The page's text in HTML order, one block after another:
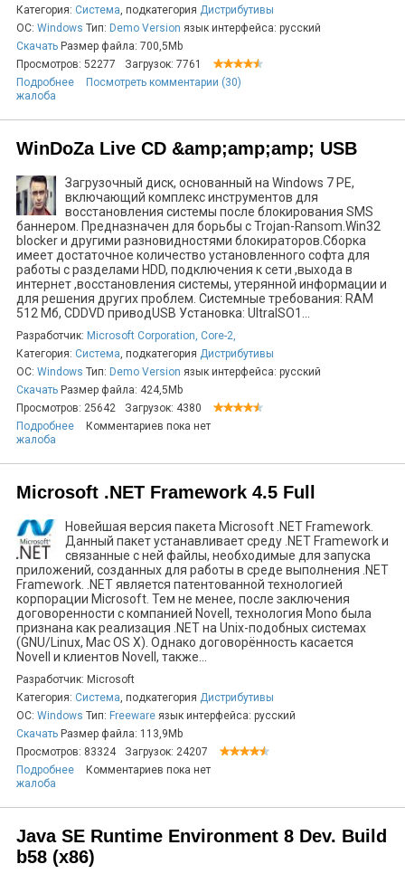
Категория: Система, подкатегория Дистрибутивы
ОС: Windows Тип: Demo Version язык интерфейса: русский
Скачать Размер файла: 700,5Mb
Просмотров: 52277
Загрузок: 7761
Подробнее
Посмотреть комментарии (30)
жалоба
WinDoZa Live CD &amp;amp;amp; USB
Загрузочный диск, основанный на Windows 7 PE,
включающий комплекс инструментов для
восстановления системы после блокирования SMS
баннером. Предназначен для борьбы с Trojan-Ransom.Win32
blocker и другими разновидностями блокираторов.Сборка
имеет достаточное количество установленного софта для
работы с разделами HDD, подключения к сети ,выхода в
интернет ,восстановления системы, утерянной информации и
для решения других проблем. Системные требования: RAM
512 Мб, CDDVD приводUSB Установка: UltraISO1...
Разработчик: Microsoft Corporation, Core-2,
Категория: Система, подкатегория Дистрибутивы
ОС: Windows Тип: Demo Version язык интерфейса: русский
Скачать Размер файла: 424,5Mb
Просмотров: 25642
Загрузок: 4380
Подробнее
Комментариев пока нет
жалоба
Microsoft .NET Framework 4.5 Full
Новейшая версия пакета Microsoft .NET Framework.
Данный пакет устанавливает среду .NET Framework и
связанные с ней файлы, необходимые для запуска
приложений, созданных для работы в среде выполнения .NET
Framework. .NET является патентованной технологией
корпорации Microsoft. Тем не менее, после заключения
договоренности с компанией Novell, технология Mono была
признана как реализация .NET на Unix-подобных системах
(GNU/Linux, Mac OS X). Однако договорённость касается
Novell и клиентов Novell, также...
Разработчик: Microsoft
Категория: Система, подкатегория Дистрибутивы
ОС: Windows Тип: Freeware язык интерфейса: русский
Скачать Размер файла: 113,9Mb
Просмотров: 83324
Загрузок: 24207
Подробнее
Комментариев пока нет
жалоба
Java SE Runtime Environment 8 Dev. Build
b58 (x86)